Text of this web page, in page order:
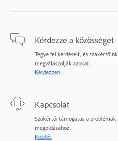
Kérdezze a közösséget
Tegye fel kérdéseit, és szakértőink
megválaszolják azokat.
Kérdezzen
Kapcsolat
Szakértői támogatás a problémák
megoldásához.
Kezdés